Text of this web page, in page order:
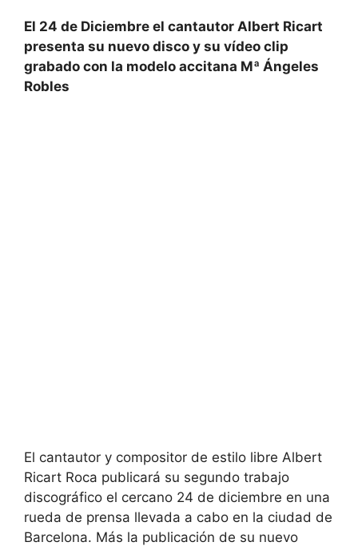
El 24 de Diciembre el cantautor Albert Ricart
presenta su nuevo disco y su vídeo clip
grabado con la modelo accitana Mª Ángeles
Robles
El cantautor y compositor de estilo libre Albert
Ricart Roca publicará su segundo trabajo
discográfico el cercano 24 de diciembre en una
rueda de prensa llevada a cabo en la ciudad de
Barcelona. Más la publicación de su nuevo